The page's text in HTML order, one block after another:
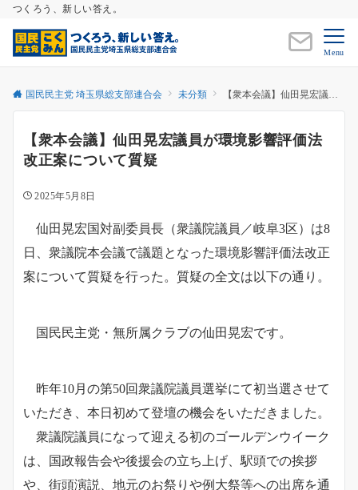
つくろう、新しい答え。
Menu
国民民主党 埼玉県総支部連合会 未分類 【衆本会議】仙田晃宏議員が環境影響評価法改正案について質疑
【衆本会議】仙田晃宏議員が環境影響評価法
改正案について質疑
2025年5月8日
仙田晃宏国対副委員長（衆議院議員／岐阜3区）は8
日、衆議院本会議で議題となった環境影響評価法改正
案について質疑を行った。質疑の全文は以下の通り。
国民民主党・無所属クラブの仙田晃宏です。
昨年10月の第50回衆議院議員選挙にて初当選させて
いただき、本日初めて登壇の機会をいただきました。
衆議院議員になって迎える初のゴールデンウイーク
は、国政報告会や後援会の立ち上げ、駅頭での挨拶
や、街頭演説、地元のお祭りや例大祭等への出席を通